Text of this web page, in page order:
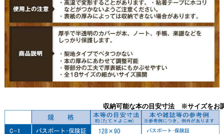
収納可能な本の目安寸法 ※サイズをお